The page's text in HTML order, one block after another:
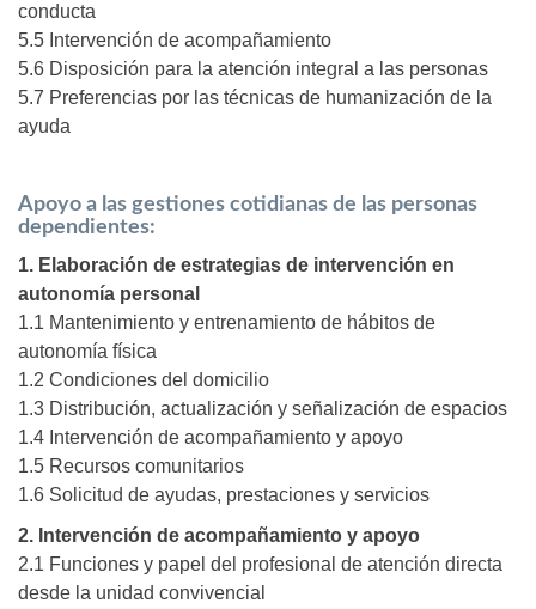
conducta
5.5 Intervención de acompañamiento
5.6 Disposición para la atención integral a las personas
5.7 Preferencias por las técnicas de humanización de la
ayuda
Apoyo a las gestiones cotidianas de las personas
dependientes:
1. Elaboración de estrategias de intervención en
autonomía personal
1.1 Mantenimiento y entrenamiento de hábitos de
autonomía física
1.2 Condiciones del domicilio
1.3 Distribución, actualización y señalización de espacios
1.4 Intervención de acompañamiento y apoyo
1.5 Recursos comunitarios
1.6 Solicitud de ayudas, prestaciones y servicios
2. Intervención de acompañamiento y apoyo
2.1 Funciones y papel del profesional de atención directa
desde la unidad convivencial